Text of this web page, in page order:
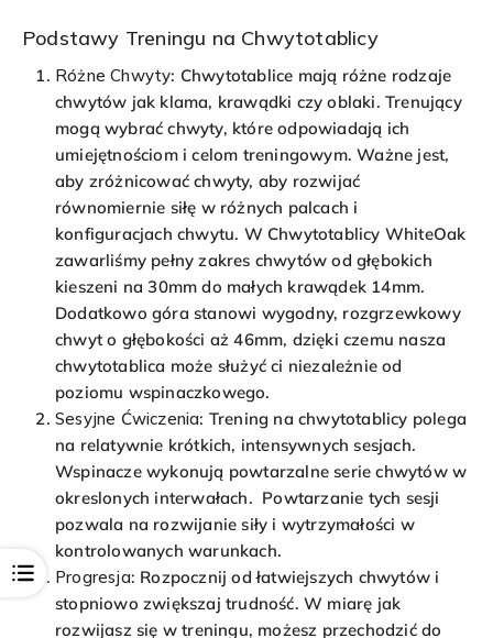
Open
Podstawy Treningu na Chwytotablicy
Różne Chwyty: Chwytotablice mają różne rodzaje
chwytów jak klama, krawądki czy oblaki. Trenujący
mogą wybrać chwyty, które odpowiadają ich
umiejętnościom i celom treningowym. Ważne jest,
aby zróżnicować chwyty, aby rozwijać
równomiernie siłę w różnych palcach i
konfiguracjach chwytu. W Chwytotablicy WhiteOak
zawarliśmy pełny zakres chwytów od głębokich
kieszeni na 30mm do małych krawądek 14mm.
Dodatkowo góra stanowi wygodny, rozgrzewkowy
chwyt o głębokości aż 46mm, dzięki czemu nasza
chwytotablica może służyć ci niezależnie od
poziomu wspinaczkowego.
Sesyjne Ćwiczenia: Trening na chwytotablicy polega
na relatywnie krótkich, intensywnych sesjach.
Wspinacze wykonują powtarzalne serie chwytów w
okreslonych interwałach. Powtarzanie tych sesji
pozwala na rozwijanie siły i wytrzymałości w
kontrolowanych warunkach.
Progresja: Rozpocznij od łatwiejszych chwytów i
stopniowo zwiększaj trudność. W miarę jak
rozwijasz się w treningu, możesz przechodzić do